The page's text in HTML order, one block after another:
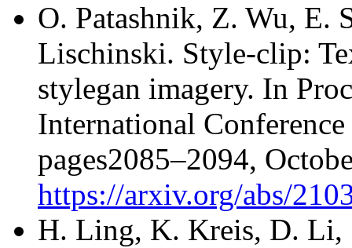
O. Patashnik, Z. Wu, E.
Lischinski. Style-clip:
stylegan imagery. In
International
pages2085–2094,
https://arxiv.org/abs/
H. Ling, K. Kreis, D. Li,